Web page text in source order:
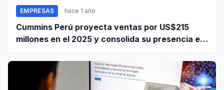
EMPRESAS hace 1 año
Cummins Perú proyecta ventas por US$215
millones en el 2025 y consolida su presencia en